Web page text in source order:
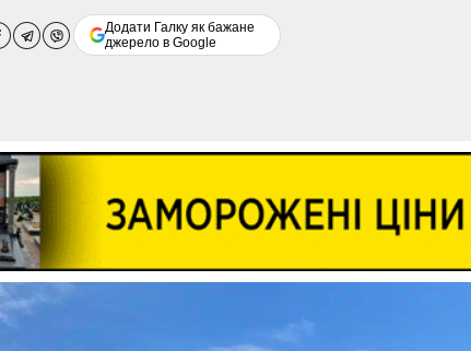
Додати Галку як бажане
джерело в Google